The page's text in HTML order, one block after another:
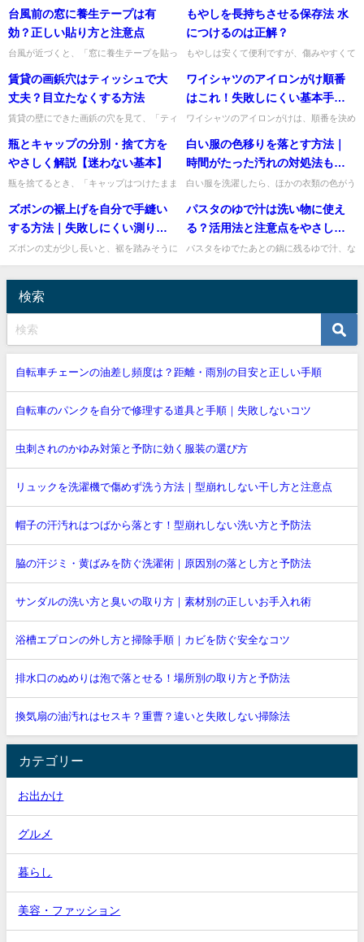
か迷いますよね。私も「なんとなく除湿の
ほうが節約になりそう」と思...
ごみ？」「そのまま出して大丈夫？」と迷
いますよね。私も、自治体に...
台風前の窓に養生テープは有
効？正しい貼り方と注意点
台風が近づくと、「窓に養生テープを貼っ
よね。私も大きな台風の予報を見るたび、
窓まわりの備えを見直してい...
もやしを長持ちさせる保存法 水
につけるのは正解？
もやしは安くて便利ですが、傷みやすくて
なりしていた…」という経験がよくありま
す。そこで気になるのが、も...
賃貸の画鋲穴はティッシュで大
丈夫？目立たなくする方法
賃貸の壁にできた画鋲の穴を見て、「ティ
なることがありますよね。私も、退去前に
なると小さな穴ひとつでも気...
ワイシャツのアイロンがけ順番
はこれ！失敗しにくい基本手順
とコツ
ワイシャツのアイロンがけは、順番を決め
ワを戻してしまったり、細かい部分がうま
く仕上がらなかったりする悩...
瓶とキャップの分別・捨て方を
やさしく解説【迷わない基本】
瓶を捨てるとき、「キャップはつけたまま
う？」「ラベルははがすべき？」と迷いま
すよね。私も日常のごみ出しで...
白い服の色移りを落とす方法｜
時間がたった汚れの対処法も解
説
白い服を洗濯したら、ほかの衣類の色がう
りませんか？ ピンクや青、グレーなどの
色移りは目立ちやすく、落ち...
ズボンの裾上げを自分で手縫い
する方法｜失敗しにくい測り方
とまつり縫い
ズボンの丈が少し長いと、裾を踏みそうに
手縫いで十分きれいに仕上げ...
パスタのゆで汁は洗い物に使え
る？活用法と注意点をやさしく
解説
パスタをゆでたあとの鍋に残るゆで汁、な
検索
自転車チェーンの油差し頻度は？距離・雨別の目安と正しい手順
自転車のパンクを自分で修理する道具と手順｜失敗しないコツ
虫刺されのかゆみ対策と予防に効く服装の選び方
リュックを洗濯機で傷めず洗う方法｜型崩れしない干し方と注意点
帽子の汗汚れはつばから落とす！型崩れしない洗い方と予防法
脇の汗ジミ・黄ばみを防ぐ洗濯術｜原因別の落とし方と予防法
サンダルの洗い方と臭いの取り方｜素材別の正しいお手入れ術
浴槽エプロンの外し方と掃除手順｜カビを防ぐ安全なコツ
排水口のぬめりは泡で落とせる！場所別の取り方と予防法
換気扇の油汚れはセスキ？重曹？違いと失敗しない掃除法
カテゴリー
お出かけ
グルメ
暮らし
美容・ファッション